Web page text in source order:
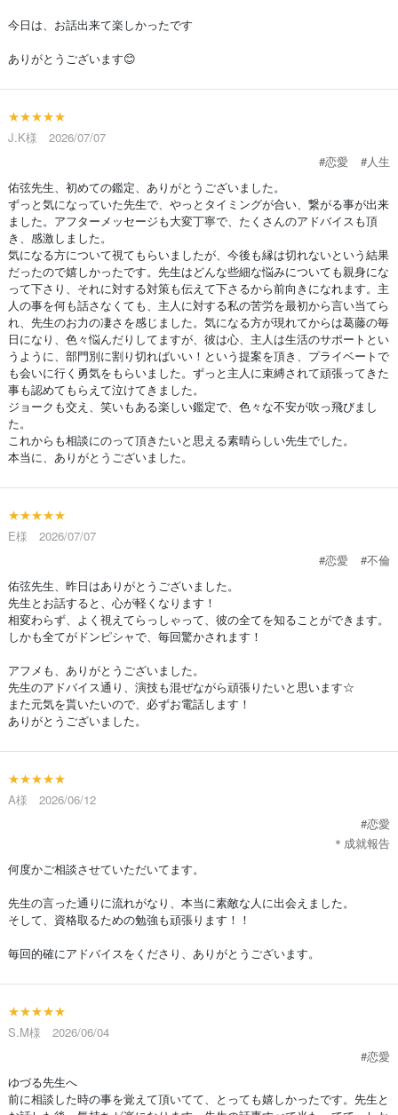
今日は、お話出来て楽しかったです
ありがとうございます😊
★★★★★
J.K様 2026/07/07
#恋愛
#人生
佑弦先生、初めての鑑定、ありがとうございました。
ずっと気になっていた先生で、やっとタイミングが合い、繋がる事が出来
ました。アフターメッセージも大変丁寧で、たくさんのアドバイスも頂
き、感激しました。
気になる方について視てもらいましたが、今後も縁は切れないという結果
だったので嬉しかったです。先生はどんな些細な悩みについても親身にな
って下さり、それに対する対策も伝えて下さるから前向きになれます。主
人の事を何も話さなくても、主人に対する私の苦労を最初から言い当てら
れ、先生のお力の凄さを感じました。気になる方が現れてからは葛藤の毎
日になり、色々悩んだりしてますが、彼は心、主人は生活のサポートとい
うように、部門別に割り切ればいい！という提案を頂き、プライベートで
も会いに行く勇気をもらいました。ずっと主人に束縛されて頑張ってきた
事も認めてもらえて泣けてきました。
ジョークも交え、笑いもある楽しい鑑定で、色々な不安が吹っ飛びまし
た。
これからも相談にのって頂きたいと思える素晴らしい先生でした。
本当に、ありがとうございました。
★★★★★
E様 2026/07/07
#恋愛
#不倫
佑弦先生、昨日はありがとうございました。
先生とお話すると、心が軽くなります！
相変わらず、よく視えてらっしゃって、彼の全てを知ることができます。
しかも全てがドンピシャで、毎回驚かされます！
アフメも、ありがとうございました。
先生のアドバイス通り、演技も混ぜながら頑張りたいと思います☆
また元気を貰いたいので、必ずお電話します！
ありがとうございました。
★★★★★
A様 2026/06/12
#恋愛
＊成就報告
何度かご相談させていただいてます。
先生の言った通りに流れがなり、本当に素敵な人に出会えました。
そして、資格取るための勉強も頑張ります！！
毎回的確にアドバイスをくださり、ありがとうございます。
★★★★★
S.M様 2026/06/04
#恋愛
ゆづる先生へ
前に相談した時の事を覚えて頂いてて、とっても嬉しかったです。先生と